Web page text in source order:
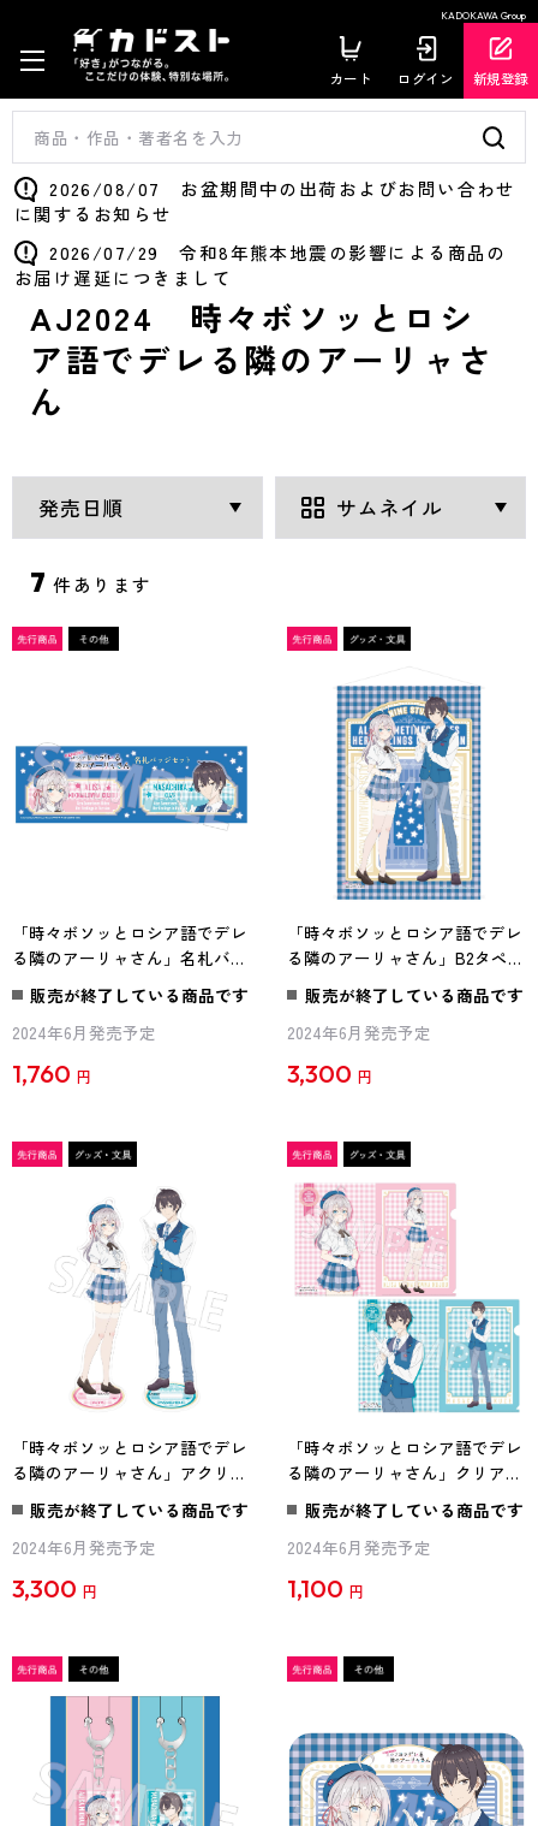
KADOKAWA Group
カート ログイン 新規登録
2026/08/07 お盆期間中の出荷およびお問い合わせ
に関するお知らせ
2026/07/29 令和8年熊本地震の影響による商品の
お届け遅延につきまして
AJ2024 時々ボソッとロシ
ア語でデレる隣のアーリャさ
ん
7 件あります
「時々ボソッとロシア語でデレ
る隣のアーリャさん」名札バッ
ジセット STUDIO CAST ver.
販売が終了している商品です
2024年6月発売予定
1,760 円
「時々ボソッとロシア語でデレ
る隣のアーリャさん」B2タペス
トリー STUDIO CAST ver.
販売が終了している商品です
2024年6月発売予定
3,300 円
「時々ボソッとロシア語でデレ
る隣のアーリャさん」アクリル
スタンドセット STUDIO CAST
ver.
販売が終了している商品です
2024年6月発売予定
3,300 円
「時々ボソッとロシア語でデレ
る隣のアーリャさん」クリアフ
ァイルセット STUDIO CAST
ver.
販売が終了している商品です
2024年6月発売予定
1,100 円